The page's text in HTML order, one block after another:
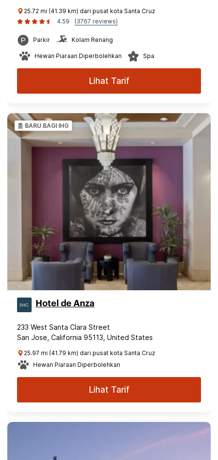
25.72 mi (41.39 km) dari pusat kota Santa Cruz
4.59
(3767 reviews)
Parkir Kolam Renang
Hewan Piaraan Diperbolehkan Spa
Lihat Tarif
BARU BAGI IHG
Hotel de Anza
233 West Santa Clara Street
San Jose, California 95113, United States
25.97 mi (41.79 km) dari pusat kota Santa Cruz
Hewan Piaraan Diperbolehkan
Lihat Tarif